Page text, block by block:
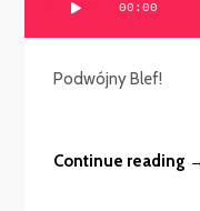
00:00
Podwójny Blef!
Continue reading